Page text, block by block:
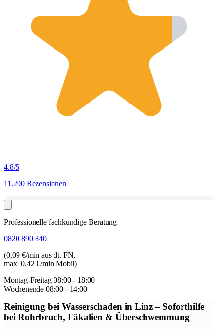
4.8/5
11.200 Rezensionen
Professionelle fachkundige Beratung
0820 890 840
(0,09 €/min aus dt. FN,
max. 0,42 €/min Mobil)
Montag-Freitag 08:00 - 18:00
Wochenende 08:00 - 14:00
Reinigung bei Wasserschaden in Linz– Soforthilfe
bei Rohrbruch, Fäkalien & Überschwemmung